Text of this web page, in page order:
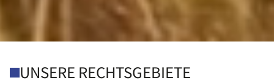
UNSERE RECHTSGEBIETE